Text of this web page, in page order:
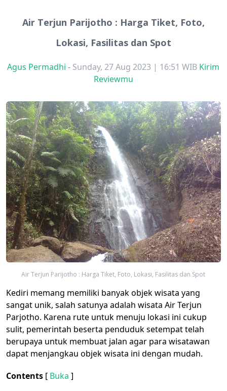
Air Terjun Parijotho​ : Harga Tiket, Foto,
Lokasi, Fasilitas dan Spot
Agus Permadhi - Sunday, 27 Aug 2023 | 16:51 WIB Kirim
Reviewmu
Air Terjun Parijotho​ : Harga Tiket, Foto, Lokasi, Fasilitas dan Spot
Kediri memang memiliki banyak objek wisata yang
sangat unik, salah satunya adalah wisata Air Terjun
Parjotho. Karena rute untuk menuju lokasi ini cukup
sulit, pemerintah beserta penduduk setempat telah
berupaya untuk membuat jalan agar para wisatawan
dapat menjangkau objek wisata ini dengan mudah.
Contents [ Buka ]